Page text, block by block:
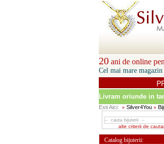
20 ani de online
Cel mai mare
Livram oriunde in
Esti Aici: » Silver4You »
alte criterii de
Catalog bijuterii: